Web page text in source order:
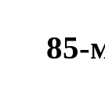
85-